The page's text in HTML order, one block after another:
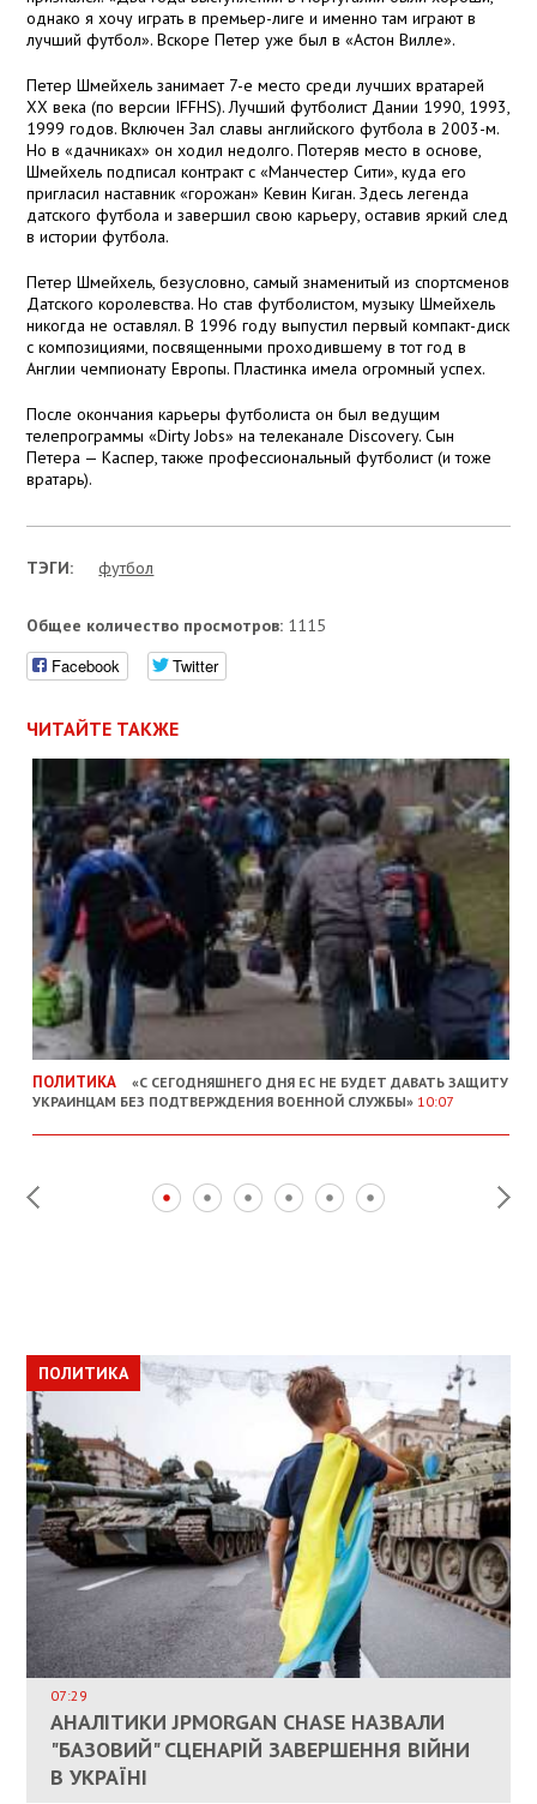
однако я хочу играть в премьер-лиге и именно там играют в
лучший футбол». Вскоре Петер уже был в «Астон Вилле».
Петер Шмейхель занимает 7-е место среди лучших вратарей
XX века (по версии IFFHS). Лучший футболист Дании 1990, 1993,
1999 годов. Включен Зал славы английского футбола в 2003-м.
Но в «дачниках» он ходил недолго. Потеряв место в основе,
Шмейхель подписал контракт с «Манчестер Сити», куда его
пригласил наставник «горожан» Кевин Киган. Здесь легенда
датского футбола и завершил свою карьеру, оставив яркий след
в истории футбола.
Петер Шмейхель, безусловно, самый знаменитый из спортсменов
Датского королевства. Но став футболистом, музыку Шмейхель
никогда не оставлял. В 1996 году выпустил первый компакт-диск
с композициями, посвященными проходившему в тот год в
Англии чемпионату Европы. Пластинка имела огромный успех.
После окончания карьеры футболиста он был ведущим
телепрограммы «Dirty Jobs» на телеканале Discovery. Сын
Петера — Каспер, также профессиональный футболист (и тоже
вратарь).
ТЭГИ: футбол
Общее количество просмотров: 1115
Facebook Twitter
ЧИТАЙТЕ ТАКЖЕ
ПОЛИТИКА
«С СЕГОДНЯШНЕГО ДНЯ ЕС НЕ БУДЕТ ДАВАТЬ ЗАЩИТУ
УКРАИНЦАМ БЕЗ ПОДТВЕРЖДЕНИЯ ВОЕННОЙ СЛУЖБЫ» 10:07
ПОЛИТИКА
КАНДИДАТ В ПРЕМЬЕРЫ ПОЛЬШИ ПРИЗВАЛ
ЕС ПРЕКРАТИТЬ ВОЕННУЮ ПОМОЩЬ
УКРАИНЕ
ПОЛИТИКА
07:29
АНАЛІТИКИ JPMORGAN CHASE НАЗВАЛИ
"БАЗОВИЙ" СЦЕНАРІЙ ЗАВЕРШЕННЯ ВІЙНИ
В УКРАЇНІ
ОБЩЕСТВО
ВЛАСНИКАМ ЗРУЙНОВАНОГО ЖИТЛА
ДОЗВОЛИЛИ НЕ ПЛАТИТИ ЗА КОМУНАЛКУ
ПОЛИТИКА
ИНТЕГРАЦИЯ УКРАИНЫ В НАТО ВРЯД ЛИ
СОСТОИТСЯ В БЛИЖАЙШЕЕ ВРЕМЯ, –
РЮТТЕ
ЭКОНОМИКА
ПАЛИВНИЙ РИНОК РОЗІГРІЛИ ШТУЧНО:
АНАЛІТИКИ ЗВИНУВАТИЛИ АЗС У
СПЕКУЛЯЦІЇ